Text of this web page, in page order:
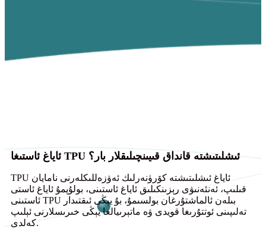
ئاياغ ئاستىغا TPU ئىشلىتىشتە قانداق قىيىنچىلىقلار بار؟
TPU ئاياغ ئىشلىتىشتە كۆرۈنەرلىك ئەۋزەللىكلەرنى نامايان
قىلىپ، ئەنئەنىۋى رېزىنكىلىق ئاياغ ئاستىنى، بولۇپمۇ ئاياغ ئاستى
ئاستىنى TPU بىلەن ئالماشتۇرغان بولسىمۇ، بۇ يېڭى ئىقتىدار
تەلىپىنى ئوتتۇرىغا قويدى ۋە ماتېرىيالغا يېڭى خىرىسلارنى ئېلىپ
كەلدى.